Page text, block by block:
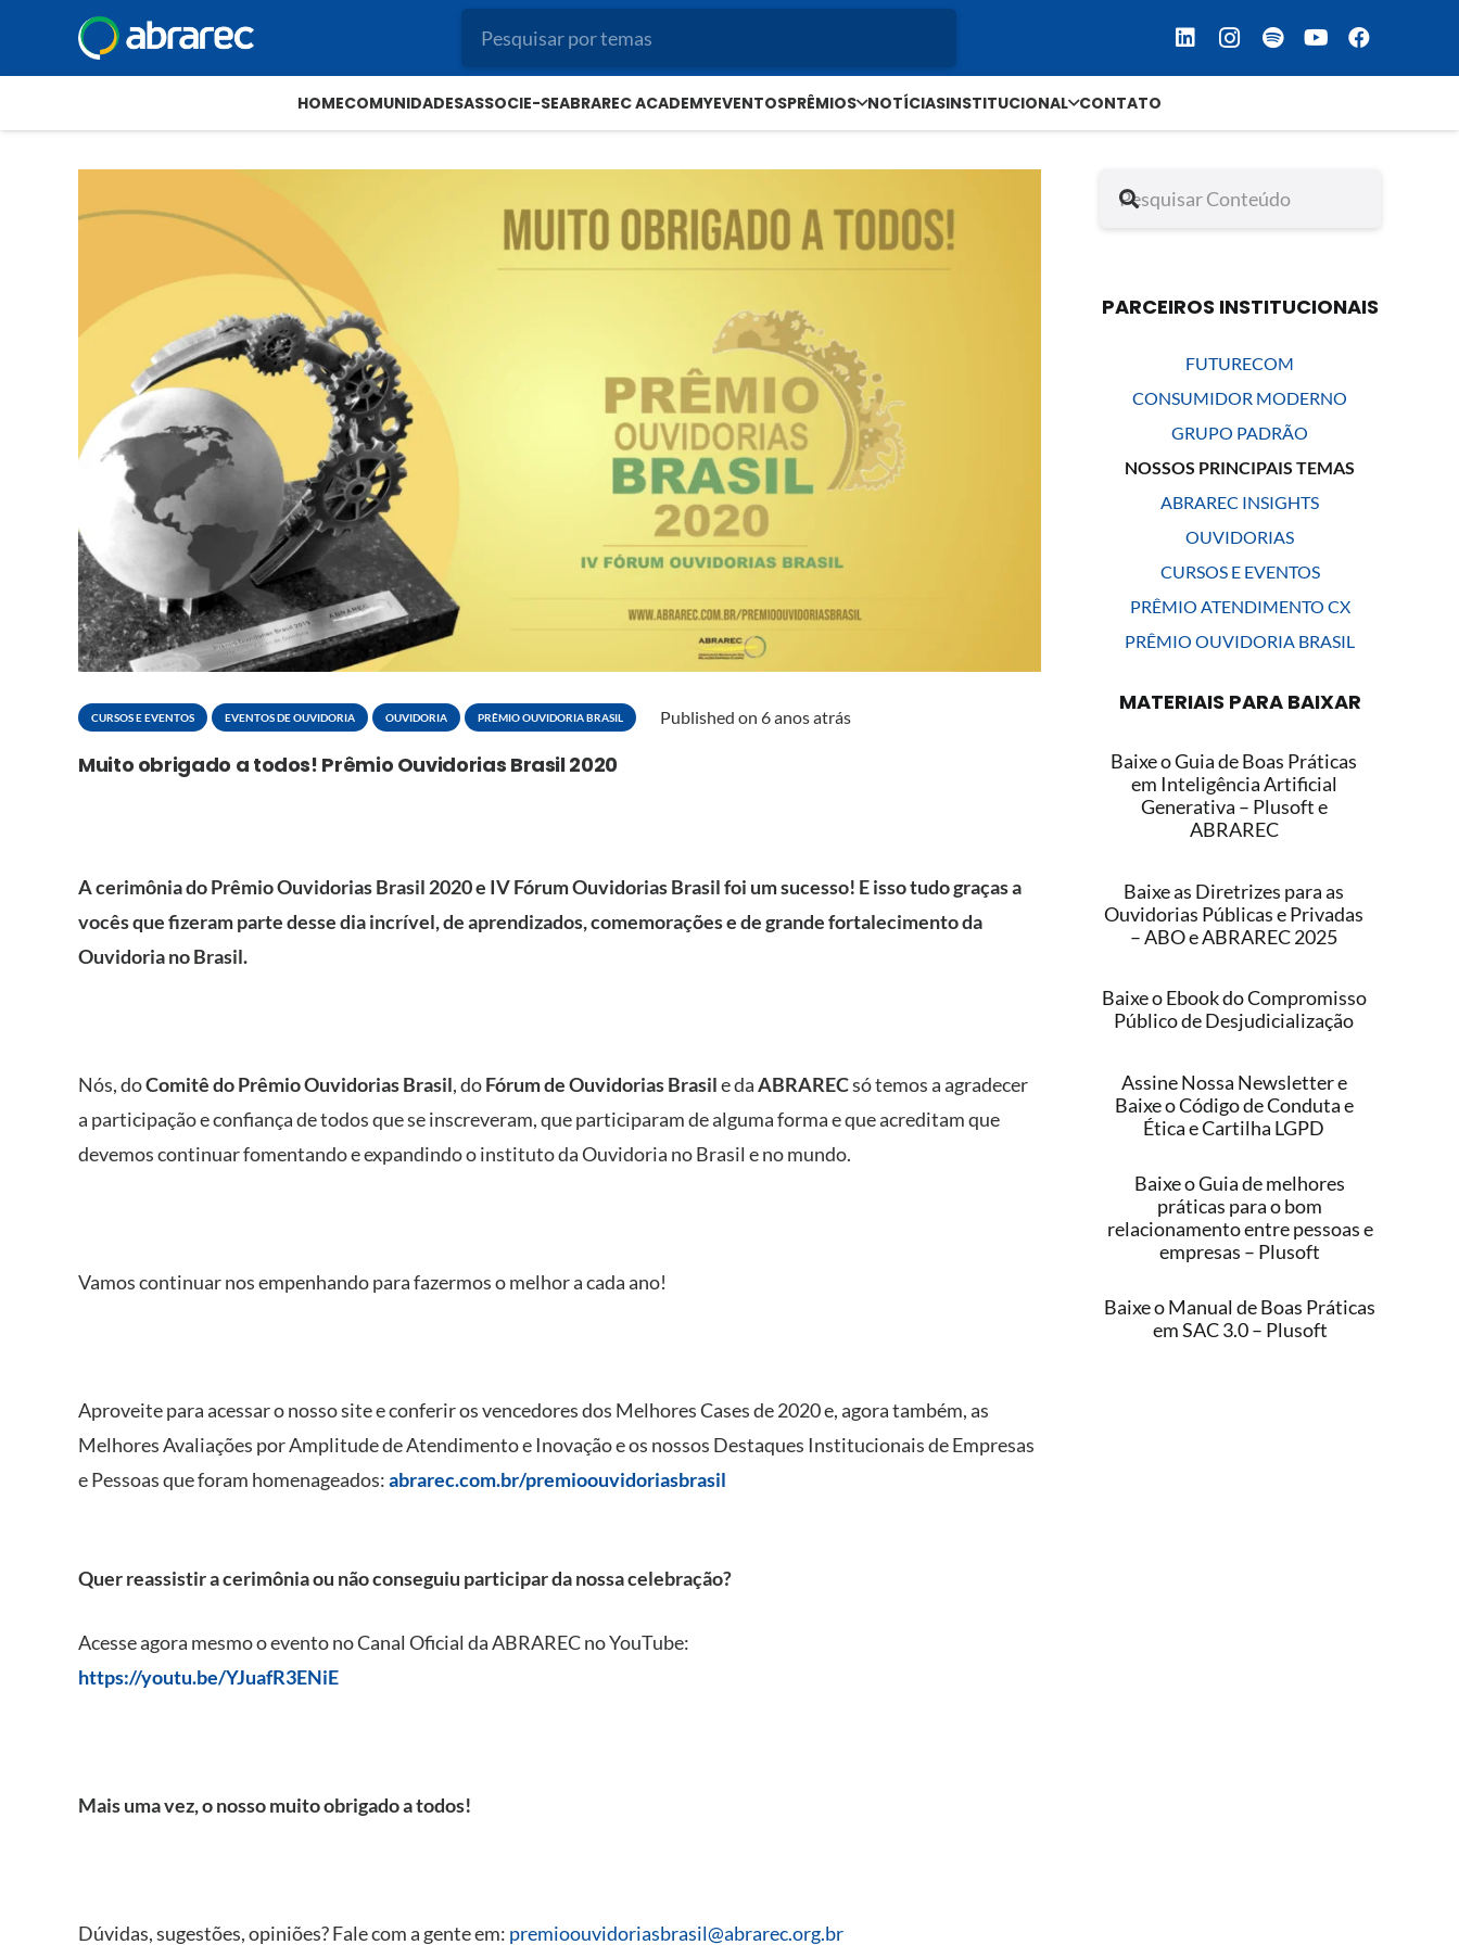
HOMECOMUNIDADESASSOCIE-SEABRAREC ACADEMYEVENTOSPRÊMIOS NOTÍCIASINSTITUCIONAL CONTATO
CURSOS E EVENTOS EVENTOS DE OUVIDORIA OUVIDORIA PRÊMIO OUVIDORIA BRASIL Published on 6 anos atrás
Muito obrigado a todos! Prêmio Ouvidorias Brasil 2020
A cerimônia do Prêmio Ouvidorias Brasil 2020 e IV Fórum Ouvidorias Brasil foi um sucesso! E isso tudo graças a
vocês que fizeram parte desse dia incrível, de aprendizados, comemorações e de grande fortalecimento da
Ouvidoria no Brasil.
Nós, doComitê do Prêmio Ouvidorias Brasil, doFórum de Ouvidorias Brasile daABRARECsó temos a agradecer
a participação e confiança de todos que se inscreveram, que participaram de alguma forma e que acreditam que
devemos continuar fomentando e expandindo o instituto da Ouvidoria no Brasil e no mundo.
Vamos continuar nos empenhando para fazermos o melhor a cada ano!
Aproveite para acessar o nosso site e conferir os vencedores dos Melhores Cases de 2020 e, agora também, as
Melhores Avaliações por Amplitude de Atendimento e Inovação e os nossos Destaques Institucionais de Empresas
e Pessoas que foram homenageados:abrarec.com.br/premioouvidoriasbrasil
Quer reassistir a cerimônia ou não conseguiu participar da nossa celebração?
Acesse agora mesmo o evento no Canal Oficial da ABRAREC no YouTube:
https://youtu.be/YJuafR3ENiE
Mais uma vez, o nosso muito obrigado a todos!
Dúvidas, sugestões, opiniões? Fale com a gente em: premioouvidoriasbrasil@abrarec.org.br
PARCEIROS INSTITUCIONAIS
FUTURECOM
CONSUMIDOR MODERNO
GRUPO PADRÃO
NOSSOS PRINCIPAIS TEMAS
ABRAREC INSIGHTS
OUVIDORIAS
CURSOS E EVENTOS
PRÊMIO ATENDIMENTO CX
PRÊMIO OUVIDORIA BRASIL
MATERIAIS PARA BAIXAR
Baixe o Guia de Boas Práticas
em Inteligência Artificial
Generativa – Plusoft e
ABRAREC
Baixe as Diretrizes para as
Ouvidorias Públicas e Privadas
– ABO e ABRAREC 2025
Baixe o Ebook do Compromisso
Público de Desjudicialização
Assine Nossa Newsletter e
Baixe o Código de Conduta e
Ética e Cartilha LGPD
Baixe o Guia de melhores
práticas para o bom
relacionamento entre pessoas e
empresas – Plusoft
Baixe o Manual de Boas Práticas
em SAC 3.0 – Plusoft